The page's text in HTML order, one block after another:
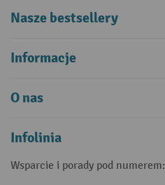
Nasze bestsellery
Informacje
O nas
Infolinia
Wsparcie i porady pod numerem: